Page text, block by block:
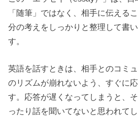
「随筆」ではなく、相手に伝える
分の考えをしっかりと整理して書
す。
英語を話すときは、相手とのコミ
のリズムが崩れないよう、すぐに
す。応答が遅くなってしまうと、
ったり話を聞いてないと思われて